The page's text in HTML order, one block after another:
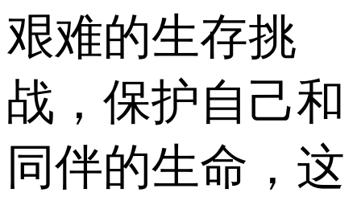
艰难的生存挑
战，保护自己和
同伴的生命，这